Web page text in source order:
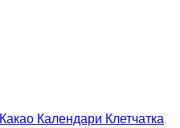
Какао Календари Клетчатка